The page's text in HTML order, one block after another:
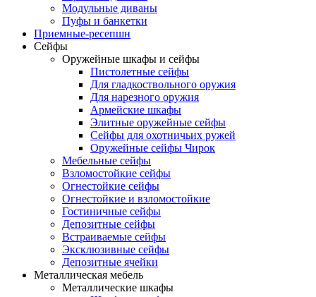
Модульные диваны
Пуфы и банкетки
Приемные-ресепшн
Сейфы
Оружейные шкафы и сейфы
Пистолетные сейфы
Для гладкоствольного оружия
Для нарезного оружия
Армейские шкафы
Элитные оружейные сейфы
Сейфы для охотничьих ружей
Оружейные сейфы Чирок
Мебельные сейфы
Взломостойкие сейфы
Огнестойкие сейфы
Огнестойкие и взломостойкие
Гостиничные сейфы
Депозитные сейфы
Встраиваемые сейфы
Эксклюзивные сейфы
Депозитные ячейки
Металлическая мебель
Металлические шкафы